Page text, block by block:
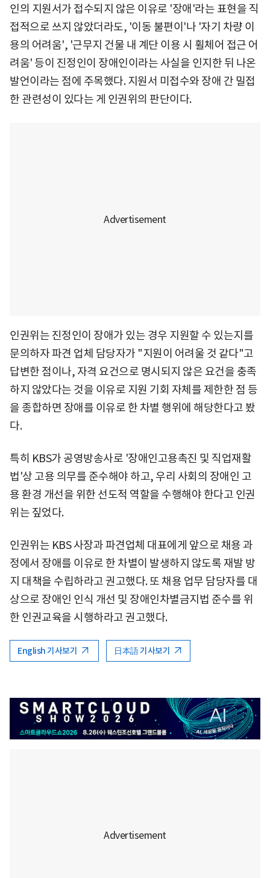
인의 지원서가 접수되지 않은 이유로 '장애'라는 표현을 직
접적으로 쓰지 않았더라도, '이동 불편이'나 '자기 차량 이
용의 어려움', '근무지 건물 내 계단 이용 시 휠체어 접근 어
려움' 등이 진정인이 장애인이라는 사실을 인지한 뒤 나온
발언이라는 점에 주목했다. 지원서 미접수와 장애 간 밀접
한 관련성이 있다는 게 인권위의 판단이다.
인권위는 진정인이 장애가 있는 경우 지원할 수 있는지를
문의하자 파견 업체 담당자가 "지원이 어려울 것 같다"고
답변한 점이나, 자격 요건으로 명시되지 않은 요건을 충족
하지 않았다는 것을 이유로 지원 기회 자체를 제한한 점 등
을 종합하면 장애를 이유로 한 차별 행위에 해당한다고 봤
다.
특히 KBS가 공영방송사로 '장애인고용촉진 및 직업재활
법'상 고용 의무를 준수해야 하고, 우리 사회의 장애인 고
용 환경 개선을 위한 선도적 역할을 수행해야 한다고 인권
위는 짚었다.
인권위는 KBS 사장과 파견업체 대표에게 앞으로 채용 과
정에서 장애를 이유로 한 차별이 발생하지 않도록 재발 방
지 대책을 수립하라고 권고했다. 또 채용 업무 담당자를 대
상으로 장애인 인식 개선 및 장애인차별금지법 준수를 위
한 인권교육을 시행하라고 권고했다.
English 기사보기 日本語 기사보기